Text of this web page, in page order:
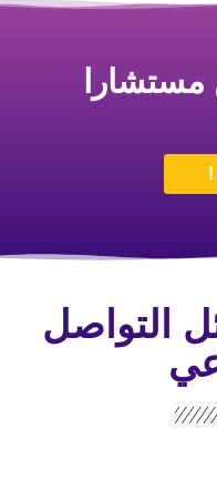
مستشارا
!
التواصل